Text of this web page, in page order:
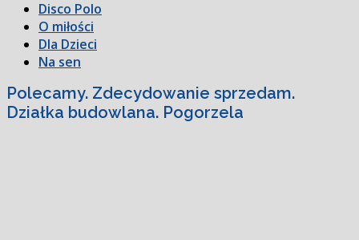
Disco Polo
O miłości
Dla Dzieci
Na sen
Polecamy. Zdecydowanie sprzedam.
Działka budowlana. Pogorzela